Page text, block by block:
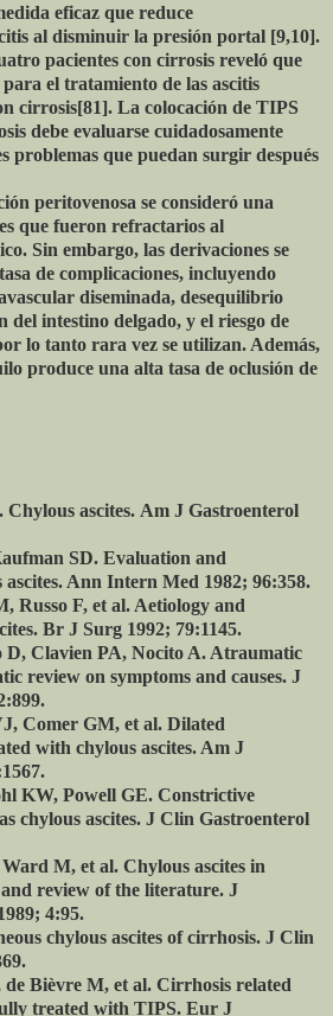
eficaz que reduce
al disminuir la presión portal [9,10].
pacientes con cirrosis reveló que
el tratamiento de las ascitis
cirrosis[81]. La colocación de TIPS
debe evaluarse cuidadosamente
problemas que puedan surgir después
peritovenosa se consideró una
que fueron refractarios al
Sin embargo, las derivaciones se
de complicaciones, incluyendo
diseminada, desequilibrio
del intestino delgado, y el riesgo de
lo tanto rara vez se utilizan. Además,
produce una alta tasa de oclusión de
ascites. Am J Gastroenterol
SD. Evaluation and
ascites. Ann Intern Med 1982; 96:358.
Russo F, et al. Aetiology and
Br J Surg 1992; 79:1145.
D, Clavien PA, Nocito A. Atraumatic
review on symptoms and causes. J
Comer GM, et al. Dilated
with chylous ascites. Am J
KW, Powell GE. Constrictive
chylous ascites. J Clin Gastroenterol
M, et al. Chylous ascites in
review of the literature. J
4:95.
chylous ascites of cirrhosis. J Clin
Bièvre M, et al. Cirrhosis related
treated with TIPS. Eur J